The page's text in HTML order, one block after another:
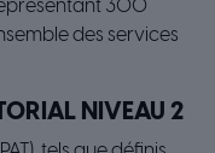
300
des services
NIVEAU 2